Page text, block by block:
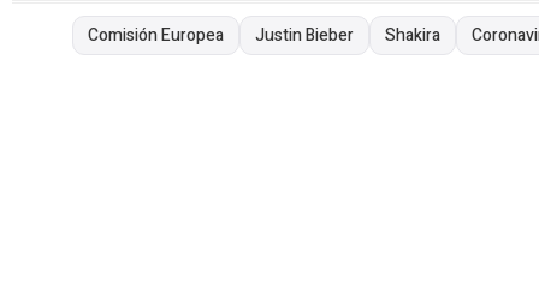
Comisión Europea Justin Bieber Shakira